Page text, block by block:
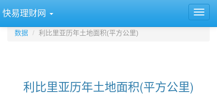
快易理财网
数据 利比里亚历年土地面积(平方公里)
利比里亚历年土地面积(平方公里)